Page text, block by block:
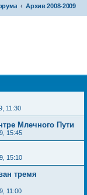
Архив 2008-2009
11:30
Млечного Пути
15:45
15:10
тремя
11:00